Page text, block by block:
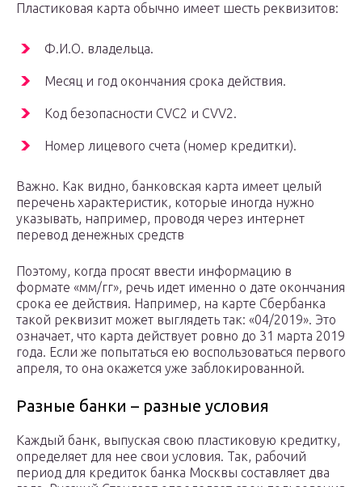
Пластиковая карта обычно имеет шесть реквизитов:
Ф.И.О. владельца.
Месяц и год окончания срока действия.
Код безопасности CVC2 и CVV2.
Номер лицевого счета (номер кредитки).
Важно. Как видно, банковская карта имеет целый
перечень характеристик, которые иногда нужно
указывать, например, проводя через интернет
перевод денежных средств
Поэтому, когда просят ввести информацию в
формате «мм/гг», речь идет именно о дате окончания
срока ее действия. Например, на карте Сбербанка
такой реквизит может выглядеть так: «04/2019». Это
означает, что карта действует ровно до 31 марта 2019
года. Если же попытаться ею воспользоваться первого
апреля, то она окажется уже заблокированной.
Разные банки – разные условия
Каждый банк, выпуская свою пластиковую кредитку,
определяет для нее свои условия. Так, рабочий
период для кредиток банка Москвы составляет два